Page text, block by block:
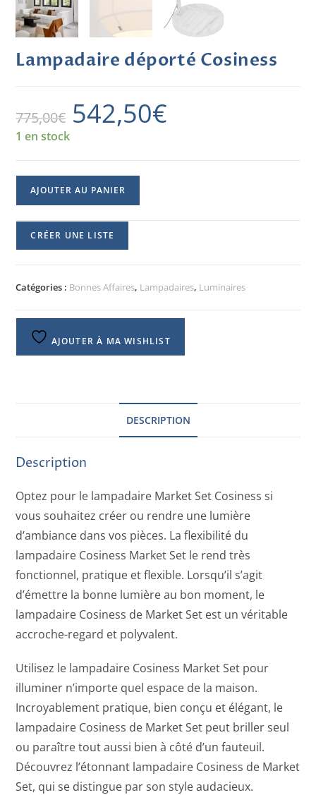
Lampadaire déporté Cosiness
775,00€ 542,50€
1 en stock
AJOUTER AU PANIER
CRÉER UNE LISTE
Catégories : Bonnes Affaires, Lampadaires, Luminaires
AJOUTER À MA WISHLIST
DESCRIPTION
Description
Optez pour le lampadaire Market Set Cosiness si
vous souhaitez créer ou rendre une lumière
d’ambiance dans vos pièces. La flexibilité du
lampadaire Cosiness Market Set le rend très
fonctionnel, pratique et flexible. Lorsqu’il s’agit
d’émettre la bonne lumière au bon moment, le
lampadaire Cosiness de Market Set est un véritable
accroche-regard et polyvalent.
Utilisez le lampadaire Cosiness Market Set pour
illuminer n’importe quel espace de la maison.
Incroyablement pratique, bien conçu et élégant, le
lampadaire Cosiness de Market Set peut briller seul
ou paraître tout aussi bien à côté d’un fauteuil.
Découvrez l’étonnant lampadaire Cosiness de Market
Set, qui se distingue par son style audacieux.